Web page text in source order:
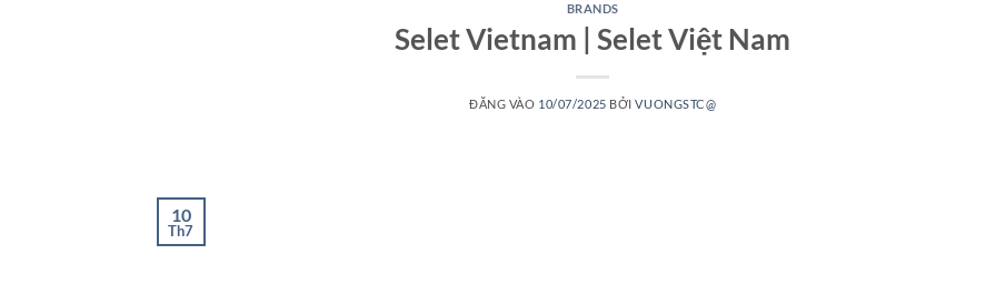
BRANDS
Selet Vietnam | Selet Việt Nam
ĐĂNG VÀO 10/07/2025 BỞIVUONGSTC@
10
Th7